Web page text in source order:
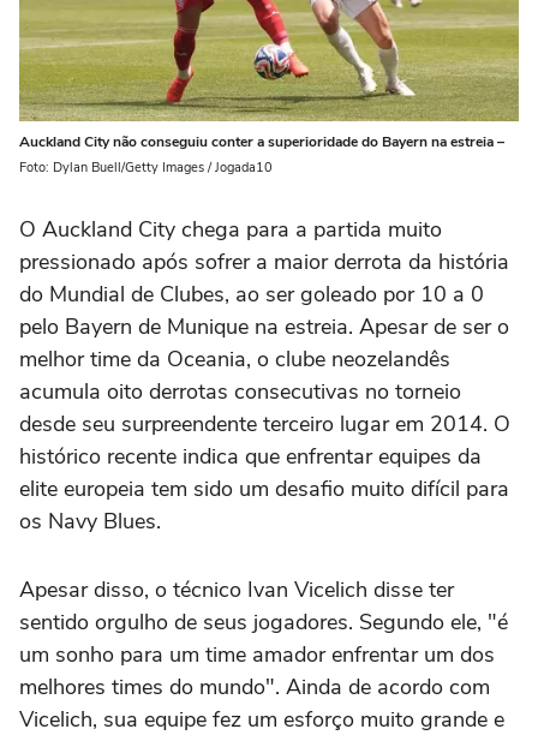
Auckland City não conseguiu conter a superioridade do Bayern na estreia –
Foto: Dylan Buell/Getty Images / Jogada10
O Auckland City chega para a partida muito
pressionado após sofrer a maior derrota da história
do Mundial de Clubes, ao ser goleado por 10 a 0
pelo Bayern de Munique na estreia. Apesar de ser o
melhor time da Oceania, o clube neozelandês
acumula oito derrotas consecutivas no torneio
desde seu surpreendente terceiro lugar em 2014. O
histórico recente indica que enfrentar equipes da
elite europeia tem sido um desafio muito difícil para
os Navy Blues.
Apesar disso, o técnico Ivan Vicelich disse ter
sentido orgulho de seus jogadores. Segundo ele, "é
um sonho para um time amador enfrentar um dos
melhores times do mundo". Ainda de acordo com
Vicelich, sua equipe fez um esforço muito grande e